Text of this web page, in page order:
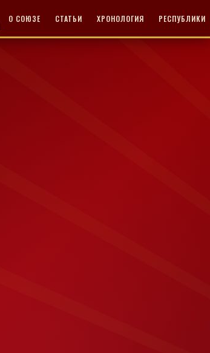
О СОЮЗЕ СТАТЬИ ХРОНОЛОГИЯ РЕСПУБЛИКИ